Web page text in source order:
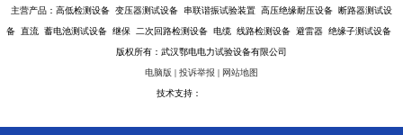
主营产品：高低检测设备 变压器测试设备 串联谐振试验装置 高压绝缘耐压设备 断路器测试设
备 直流 蓄电池测试设备 继保 二次回路检测设备 电缆 线路检测设备 避雷器 绝缘子测试设备
版权所有：武汉鄂电电力试验设备有限公司
电脑版 投诉举报 网站地图
技术支持：